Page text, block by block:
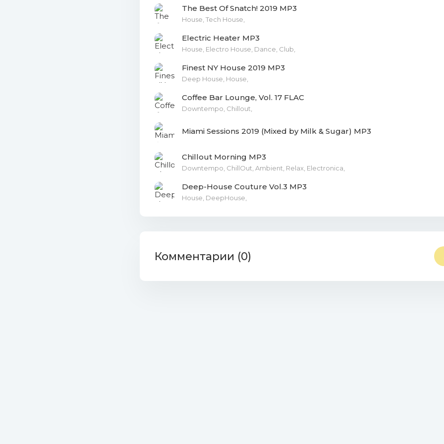
26. Blue Valentine (Original Mix).mp3 (15.71 Mb)
The Best Of Get Physical 2019 Cover.jpg (68.39 Kb)
The Best Of Snatch! 2019 MP3
House, Tech House,
Electric Heater MP3
House, Electro House, Dance, Club,
Finest NY House 2019 MP3
Deep House, House,
Coffee Bar Lounge, Vol. 17 FLAC
Downtempo, Chillout,
Miami Sessions 2019 (Mixed by Milk & Sugar) MP3
Chillout Morning MP3
Downtempo, ChillOut, Ambient, Relax, Electronica,
Deep-House Couture Vol.3 MP3
House, DeepHouse,
Комментарии (0)